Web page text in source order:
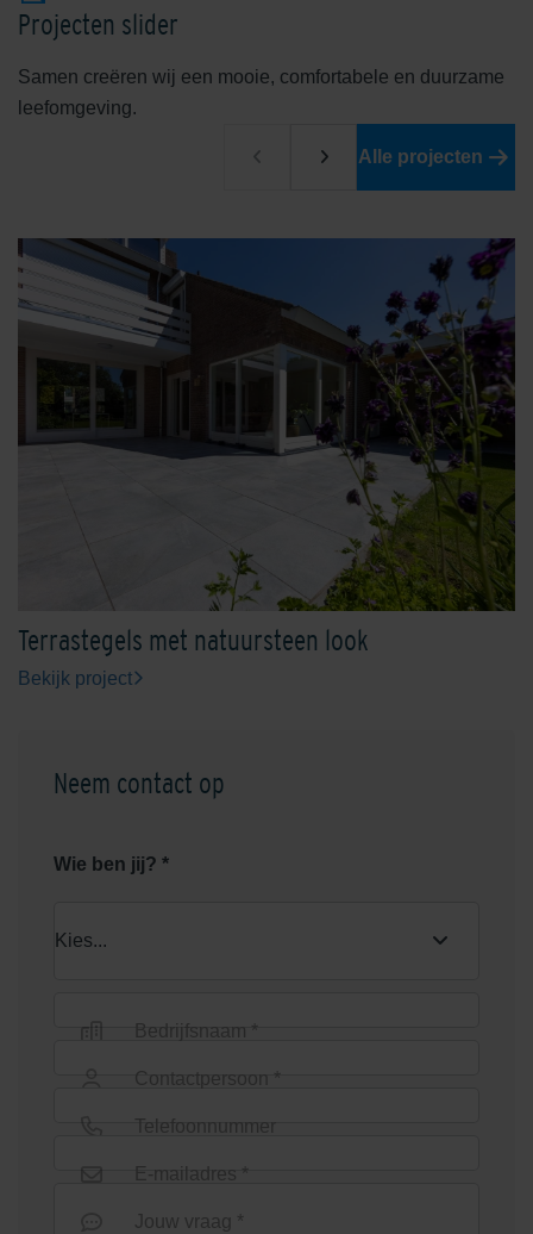
Projecten slider
Samen creëren wij een mooie, comfortabele en duurzame
leefomgeving.
Alle projecten
Terrastegels met natuursteen look
Bekijk project
Neem contact op
Wie ben jij? *
Bedrijfsnaam *
Contactpersoon *
Telefoonnummer
E-mailadres *
Jouw vraag *